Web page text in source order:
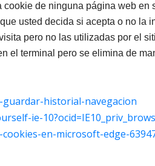
de ninguna página web en
usted decida si acepta o no la
pero no las utilizadas por el
el terminal pero se elimina de
historial-navegacion
ie-
en-microsoft-edge-